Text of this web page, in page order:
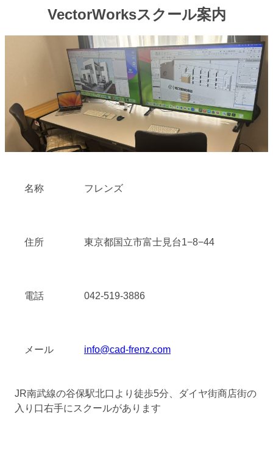
VectorWorksスクール案内
名称 フレンズ
住所 東京都国立市富士見台1−8−44
電話 042-519-3886
メール info@cad-frenz.com
JR南武線の谷保駅北口より徒歩5分、ダイヤ街商店街の
入り口右手にスクールがあります